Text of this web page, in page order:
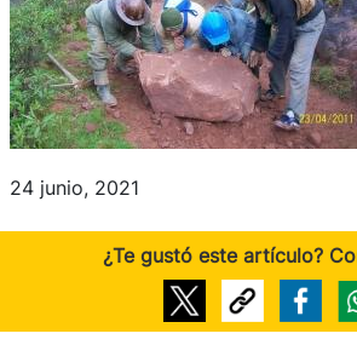
24 junio, 2021
¿Te gustó este artículo?